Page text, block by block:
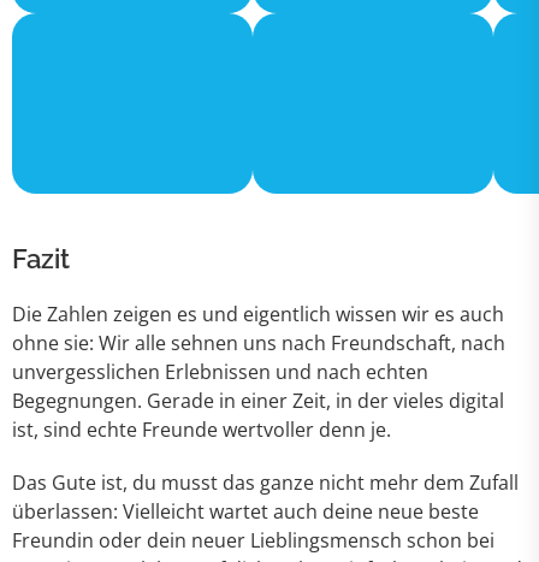
Fazit
Die Zahlen zeigen es und eigentlich wissen wir es auch
ohne sie: Wir alle sehnen uns nach Freundschaft, nach
unvergesslichen Erlebnissen und nach echten
Begegnungen. Gerade in einer Zeit, in der vieles digital
ist, sind echte Freunde wertvoller denn je.
Das Gute ist, du musst das ganze nicht mehr dem Zufall
überlassen: Vielleicht wartet auch deine neue beste
Freundin oder dein neuer Lieblingsmensch schon bei